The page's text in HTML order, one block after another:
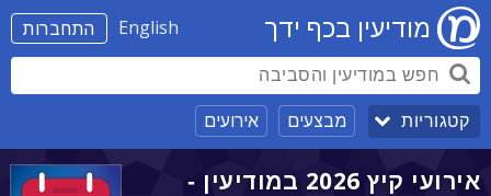
התחברות English מודיעין בכף ידך
קטגוריות מבצעים אירועים
אירועי קיץ 2026 במודיעין -